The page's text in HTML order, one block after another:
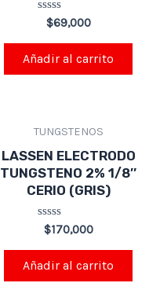
Valorado
0
de
5
$69,000
Añadir al carrito
TUNGSTENOS
LASSEN ELECTRODO
TUNGSTENO 2% 1/8″
CERIO (GRIS)
Valorado
en
0
de
5
$170,000
Añadir al carrito